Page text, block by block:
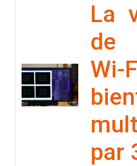
La
de
Wi-
par